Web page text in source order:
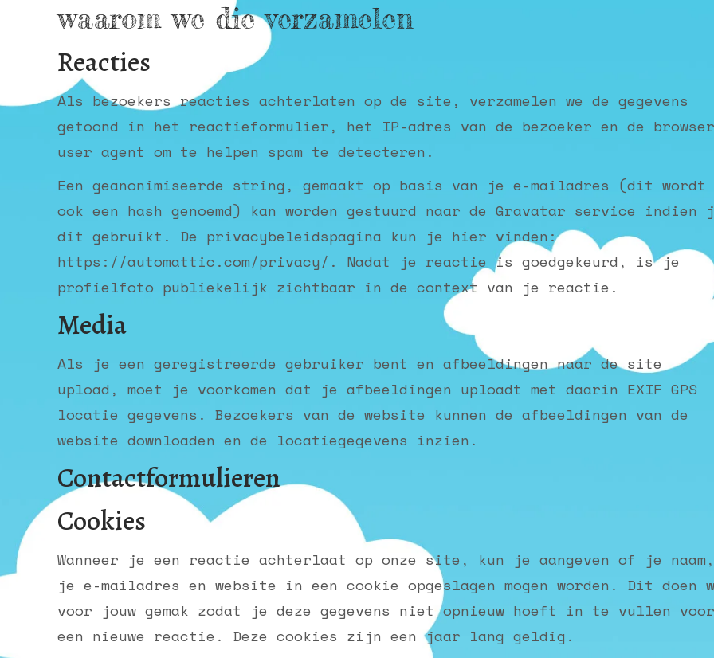
waarom we die verzamelen
Reacties
Als bezoekers reacties achterlaten op de site, verzamelen we de gegevens
getoond in het reactieformulier, het IP-adres van de bezoeker en de browser
user agent om te helpen spam te detecteren.
Een geanonimiseerde string, gemaakt op basis van je e-mailadres (dit wordt
ook een hash genoemd) kan worden gestuurd naar de Gravatar service indien
dit gebruikt. De privacybeleidspagina kun je hier vinden:
https://automattic.com/privacy/. Nadat je reactie is goedgekeurd, is je
profielfoto publiekelijk zichtbaar in de context van je reactie.
Media
Als je een geregistreerde gebruiker bent en afbeeldingen naar de site
upload, moet je voorkomen dat je afbeeldingen uploadt met daarin EXIF GPS
locatie gegevens. Bezoekers van de website kunnen de afbeeldingen van de
website downloaden en de locatiegegevens inzien.
Contactformulieren
Cookies
Wanneer je een reactie achterlaat op onze site, kun je aangeven of je naam,
je e-mailadres en website in een cookie opgeslagen mogen worden. Dit doen
voor jouw gemak zodat je deze gegevens niet opnieuw hoeft in te vullen voor
een nieuwe reactie. Deze cookies zijn een jaar lang geldig.